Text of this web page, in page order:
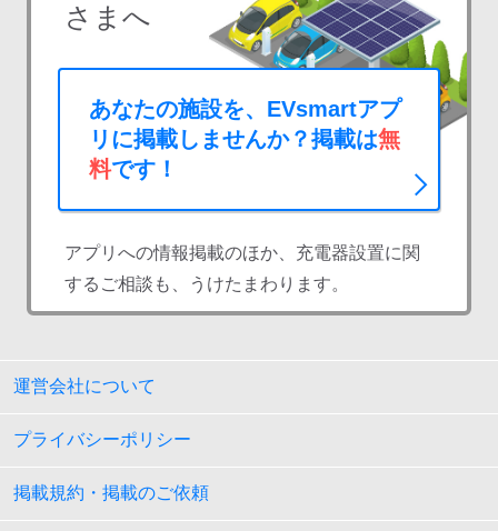
さまへ
あなたの施設を、EVsmartアプ
リに掲載しませんか？掲載は無
料です！
アプリへの情報掲載のほか、充電器設置に関
するご相談も、うけたまわります。
運営会社について
プライバシーポリシー
掲載規約・掲載のご依頼